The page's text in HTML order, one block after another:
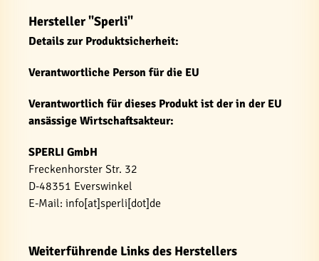
Hersteller "Sperli"
Details zur Produktsicherheit:
Verantwortliche Person für die EU
Verantwortlich für dieses Produkt ist der in der EU
ansässige Wirtschaftsakteur:
SPERLI GmbH
Freckenhorster Str. 32
D-48351 Everswinkel
E-Mail: info[at]sperli[dot]de
Weiterführende Links des Herstellers